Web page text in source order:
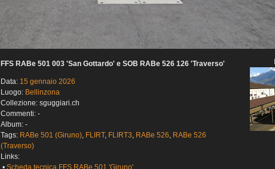
FFS RABe 501 003 'San Gottardo' e SOB RABe 526 126 'Traverso'
Data: 15 gennaio 2026
Luogo: Bellinzona
Collezione: sguggiari.ch
Commenti: -
Album: -
Tags: RABe 501 (Giruno), FLIRT, FLIRT3, RABe 526, RABe 526
(Traverso)
Links: